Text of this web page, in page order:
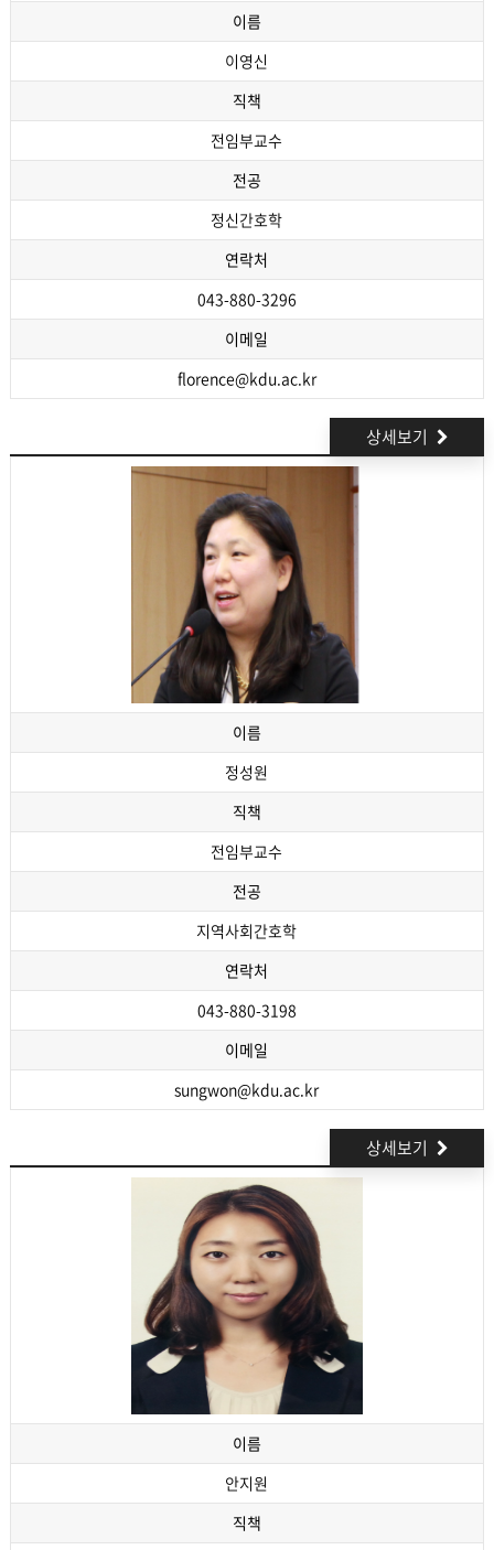
이름
이영신
직책
전임부교수
전공
정신간호학
연락처
043-880-3296
이메일
florence@kdu.ac.kr
이름
정성원
직책
전임부교수
전공
지역사회간호학
연락처
043-880-3198
이메일
sungwon@kdu.ac.kr
상세보기
이름
안지원
직책
상세보기